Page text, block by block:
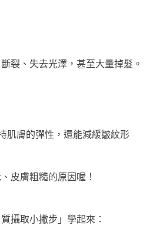
裂、失去光澤，甚至大量掉髮。
肌膚的彈性，還能減緩皺紋形
皮膚粗糙的原因喔！
攝取小撇步」學起來：